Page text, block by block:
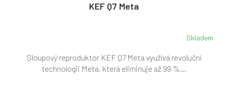
KEF Q7 Meta
Skladem
Sloupový reproduktor KEF Q7 Meta využívá revoluční
technologii Meta, která eliminuje až 99 %...